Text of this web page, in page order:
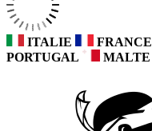
ITALIE FRANCE
PORTUGAL
MALTE